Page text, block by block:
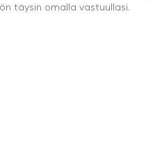
täysin omalla vastuullasi.